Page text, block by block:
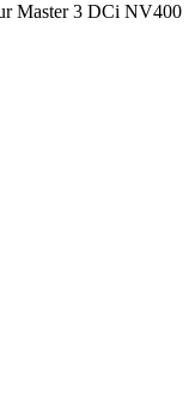
Master 3 DCi NV400